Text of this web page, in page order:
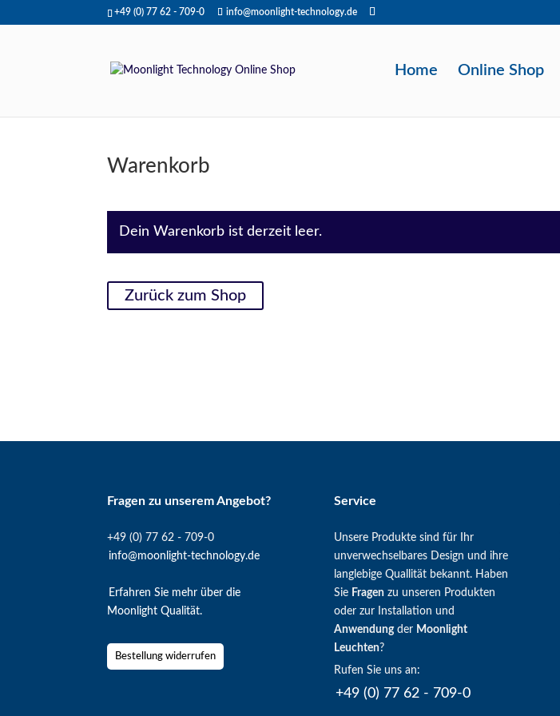
+49 (0) 77 62 - 709-0 info@moonlight-technology.de
Home Online Shop
Warenkorb
Dein Warenkorb ist derzeit leer.
Zurück zum Shop
Fragen zu unserem Angebot?
+49 (0) 77 62 - 709-0
info@moonlight-technology.de
Erfahren Sie mehr über die
Moonlight Qualität.
Bestellung widerrufen
Service
Unsere Produkte sind für Ihr
unverwechselbares Design und ihre
langlebige Quallität bekannt. Haben
Sie Fragenzu unseren Produkten
oder zur Installation und
Anwendungder Moonlight
Leuchten?
Rufen Sie uns an:
+49 (0) 77 62 - 709-0